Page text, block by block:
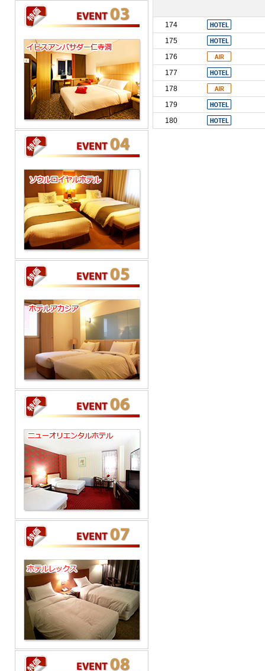
174
175
176
177
178
179
180